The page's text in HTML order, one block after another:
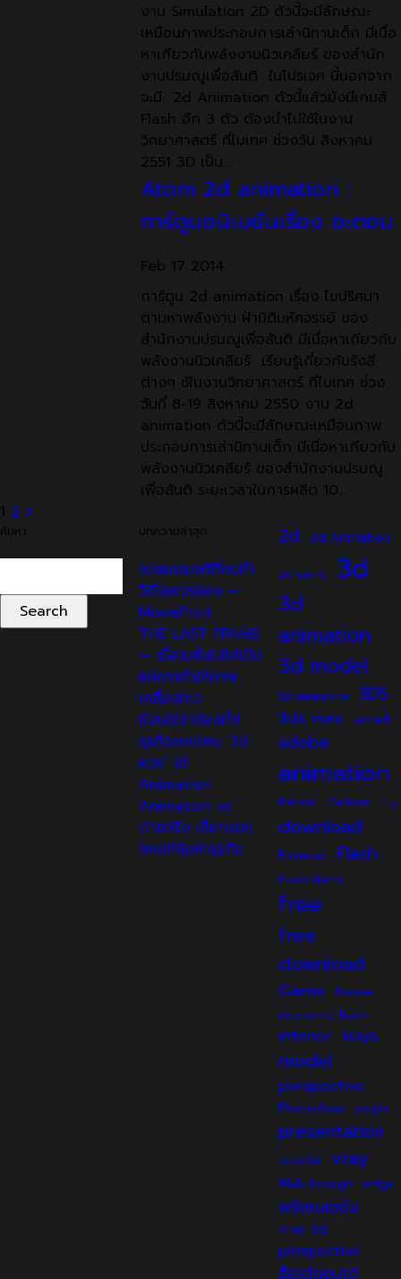
งาน Simulation 2D ตัวนี้จะมีลักษณะ
เหมือนภาพประกอบการเล่านิทานเด็ก มีเนื่อ
หาเกียวกับพลังงานนิวเคลียร์ ของสำนัก
งานปรมณูเพื่อสันติ ในโปรเจค นี้นอกจาก
จะมี 2d Animation ตัวนี้แลัวยังมีเกมส์
Flash อีก 3 ตัว ต้องนำไปใช้ในงาน
วิทยาศาสตร์ ที่ไบเทค ช่่วงวัน สิงหาคม
2551 3D เป็น…
Atom 2d animation :
การ์ตูนอนิเมชั่นเรื่อง อะตอม
Feb 17 2014
การ์ตูน 2d animation เรื่อง ไขปริศนา
ตามหาพลังงาน ฝ่ามิติมหัศจรรย์ ของ
สำนักงานปรมณูเพื่อสันติ มีเนื่อหาเกียวกับ
พลังงานนิวเคลียร์ เรียนรู้เกี่ยวกับรังสี
ต่างๆ ช้ในงานวิทยาศาสตร์ ที่ไบเทค ช่่วง
วันที่ 8-19 สิงหาคม 2550 งาน 2d
animation ตัวนี้จะมีลักษณะเหมือนภาพ
ประกอบการเล่านิทานเด็ก มีเนื่อหาเกียวกับ
พลังงานนิวเคลียร์ ของสำนักงานปรมณู
เพื่อสันติ ระยะเวลาในการผลิต 10…
Posts
1 2 >
ค้นหา
for:
บทความล่าสุด
โปรแกรมฟรีที่คนทำ
วิดีโอควรลอง —
MoviePrint
THE LAST FRAME
— เมื่อโมชั่นไม่ได้เป็น
แค่การทำให้ภาพ
เคลื่อนไหว
มีงบใช่ว่าต้องทำ!
ธุรกิจแบบไหน “ไม่
ควร” ใช้
Animation
Animation vs
ถ่ายจริง เลือกแบบ
ไหนให้คุ้มค่าธุรกิจ
2d 2d Animation
2d game 3d
3d
animation
3d model
3d perspective 3DS
3ds max acre8
adobe
animation
Blender Cartoon Cg
download
Exterior Flash
Flash Game
free
free
download
Game house
interactive flash
interior Maya
model
perspective
Photoshop plugin
presentation
tutorial vray
Walkthrough การ์ตูน
พรีเซนเตชั่น
ภาพ 3d
perspective
สื่อโต้ตอบได้